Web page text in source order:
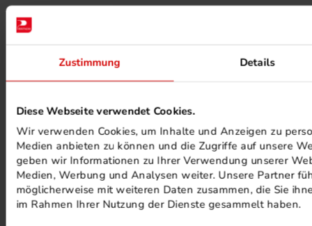
Zustimmung Details
Diese Webseite verwendet Cookies.
Wir verwenden Cookies, um Inhalte und Anzeigen zu
Medien anbieten zu können und die Zugriffe auf unsere
geben wir Informationen zu Ihrer Verwendung unserer
Medien, Werbung und Analysen weiter. Unsere Partner
möglicherweise mit weiteren Daten zusammen, die Sie
im Rahmen Ihrer Nutzung der Dienste gesammelt haben.
PHOTOVOLTAIK ANLAGEN